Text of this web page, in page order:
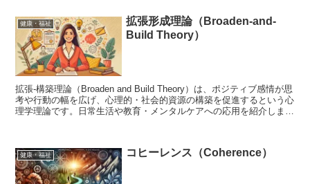
健康・福祉
拡張形成理論（Broaden-and-
Build Theory）
拡張‐構築理論（Broaden and Build Theory）は、ポジティブ感情が思
考や行動の幅を広げ、心理的・社会的資源の構築を促進するという心
理学理論です。日常生活や教育・メンタルケアへの応用を紹介しま
健康・福祉 コヒーレンス（Coherence）